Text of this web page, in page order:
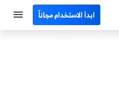
ابدأ الاستخدام مجاناً